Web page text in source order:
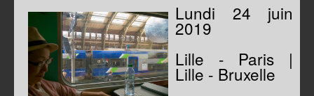
Lundi 24 juin
2019
Lille - Paris |
Lille - Bruxelle